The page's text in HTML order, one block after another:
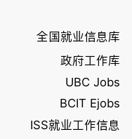
全国就业信息库
政府工作库
UBC Jobs
BCIT Ejobs
ISS就业工作信息